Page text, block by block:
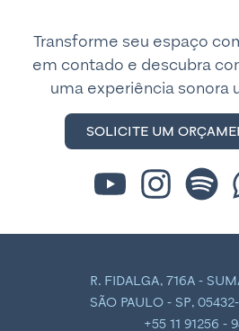
Transforme seu espaço
em contado e descubra
uma experiência sonora
SOLICITE UM
R. FIDALGA, 716A -
SÃO PAULO - SP,
+55 11 91256 -